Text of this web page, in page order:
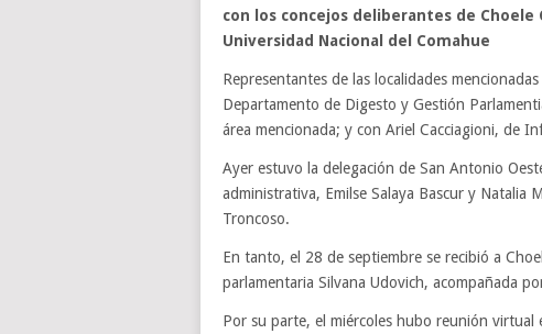
con los concejos deliberantes de
Universidad Nacional del Comahue
Representantes de las localidades
Departamento de Digesto y Gestión
área mencionada; y con Ariel Cacciagioni, de
Ayer estuvo la delegación de San Antonio
administrativa, Emilse Salaya Bascur y Natalia
Troncoso.
En tanto, el 28 de septiembre se recibió a
parlamentaria Silvana Udovich, acompañada
Por su parte, el miércoles hubo reunión virtual